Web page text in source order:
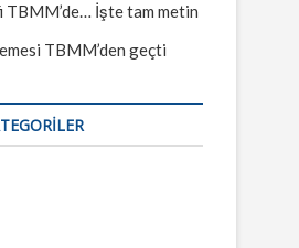
İşte tam metin
TBMM’den geçti